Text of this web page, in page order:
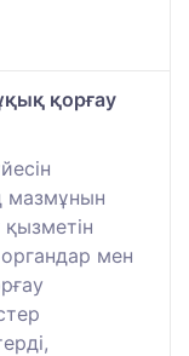
қорғау
мазмұнын
мен